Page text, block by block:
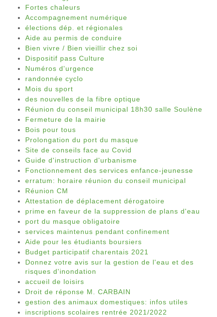
Fortes chaleurs
Accompagnement numérique
élections dép. et régionales
Aide au permis de conduire
Bien vivre / Bien vieillir chez soi
Dispositif pass Culture
Numéros d'urgence
randonnée cyclo
Mois du sport
des nouvelles de la fibre optique
Réunion du conseil municipal 18h30 salle Soulène
Fermeture de la mairie
Bois pour tous
Prolongation du port du masque
Site de conseils face au Covid
Guide d'instruction d'urbanisme
Fonctionnement des services enfance-jeunesse
erratum: horaire réunion du conseil municipal
Réunion CM
Attestation de déplacement dérogatoire
prime en faveur de la suppression de plans d'eau
port du masque obligatoire
services maintenus pendant confinement
Aide pour les étudiants boursiers
Budget participatif charentais 2021
Donnez votre avis sur la gestion de l'eau et des
risques d'inondation
accueil de loisirs
Droit de réponse M. CARBAIN
gestion des animaux domestiques: infos utiles
inscriptions scolaires rentrée 2021/2022